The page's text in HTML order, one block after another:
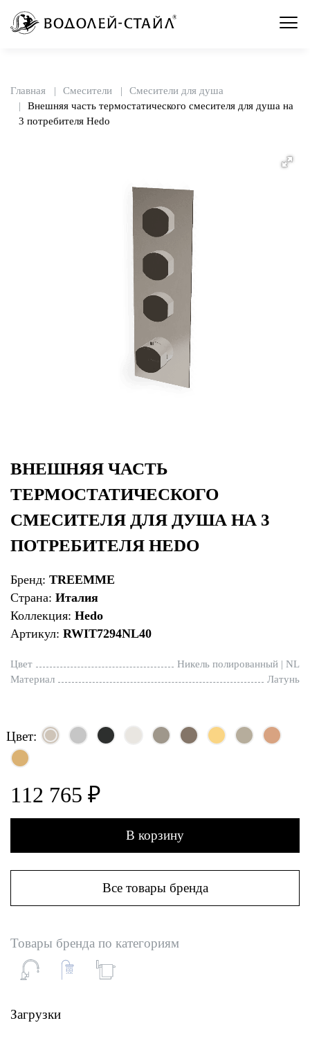
Главная Смесители
Смесители для душа
Внешняя часть термостатического смесителя для душа на
3 потребителя Hedo
ВНЕШНЯЯ ЧАСТЬ
ТЕРМОСТАТИЧЕСКОГО
СМЕСИТЕЛЯ ДЛЯ ДУША НА 3
ПОТРЕБИТЕЛЯ HEDO
Бренд: TREEMME
Страна: Италия
Коллекция: Hedo
Артикул: RWIT7294NL40
Цвет
Никель полированный | NL
Материал
Латунь
Цвет:
112 765 ₽
В корзину
Все товары бренда
Товары бренда по категориям
Загрузки